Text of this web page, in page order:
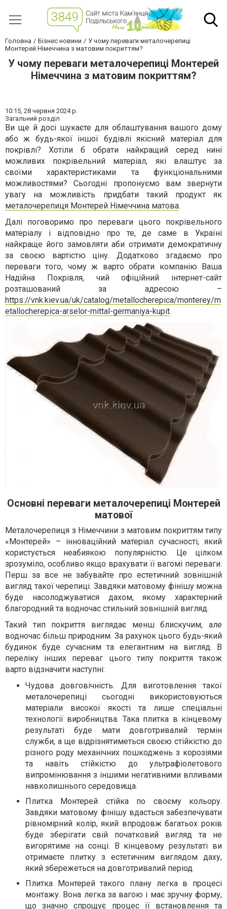
Головна Бізнес новини
У чому переваги металочерепиці
Монтерей Німеччина з матовим покриттям?
У чому переваги металочерепиці Монтерей
Німеччина з матовим покриттям?
10:15, 28 червня 2024 р.
Загальний розділ
Ви ще й досі шукаєте для облаштування вашого дому
або ж будь-якої іншої будівлі якісний матеріал для
покрівлі? Хотіли б обрати найкращий серед нині
можливих покрівельний матеріал, які влаштує за
своїми характеристиками та функціональними
можливостями? Сьогодні пропонуємо вам звернути
увагу на можливість придбати такий продукт як
металочерепиця Монтерей Німеччина матова.
Далі поговоримо про переваги цього покрівельного
матеріалу і відповідно про те, де саме в Україні
найкраще його замовляти аби отримати демократичну
за своєю вартістю ціну. Додатково згадаємо про
переваги того, чому ж варто обрати компанію Ваша
Надійна Покрівля, чий офіційний інтернет-сайт
розташований за адресою –
https://vnk.kiev.ua/uk/catalog/metallocherepica/monterey/m
etallocherepica-arselor-mittal-germaniya-kupit.
Основні переваги металочерепиці Монтерей
матової
Металочерепиця з Німеччини з матовим покриттям типу
«Монтерей» – інноваційний матеріал сучасності, який
користується неабиякою популярністю. Це цілком
зрозуміло, особливо якщо врахувати її вагомі переваги.
Перш за все не забувайте про естетичний зовнішній
вигляд такої черепиці. Завдяки матовому фінішу можна
буде насолоджуватися дахом, якому характерний
благородний та водночас стильний зовнішній вигляд.
Такий тип покриття виглядає менш блискучим, але
водночас більш природним. За рахунок цього будь-який
будинок буде сучасним та елегантним на вигляд. В
переліку інших переваг цього типу покриття також
варто відзначити наступні:
Чудова довговічність. Для виготовлення такої
металочерепиці сьогодні використовуються
матеріали високої якості та лише спеціальні
технології виробництва. Така плитка в кінцевому
результаті буде мати довготривалий термін
служби, а ще відрізнятиметься своєю стійкістю до
різного роду механічних пошкоджень з корозіями
та навіть стійкістю до ультрафіолетового
випромінювання з іншими негативними впливами
навколишнього середовища.
Плитка Монтерей стійка по своєму кольору.
Завдяки матовому фінішу вдасться забезпечувати
рівномірний колір, який впродовж багатьох років
буде зберігати свій початковий вигляд та не
вигорятиме на сонці. В кінцевому результаті ви
отримаєте плитку з естетичним виглядом даху,
який збережеться на довготривалий період.
Плитка Монтерей такого плану легка в процесі
монтажу. Вона легка за вагою і має зручну форму,
що значно спрощує процес її встановлення та